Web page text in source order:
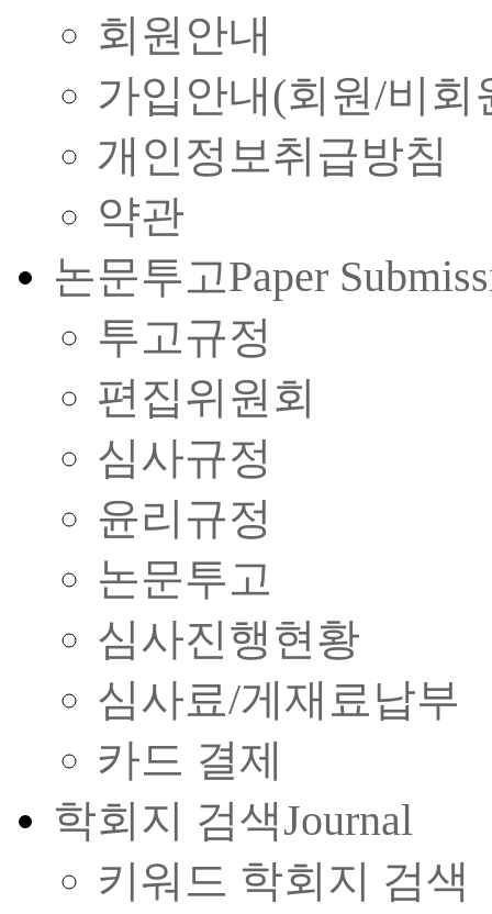
회원안내
가입안내(회원/비회
개인정보취급방침
약관
논문투고Paper
투고규정
편집위원회
심사규정
윤리규정
논문투고
심사진행현황
심사료/게재료납부
카드 결제
학회지 검색Journal
키워드 학회지 검색